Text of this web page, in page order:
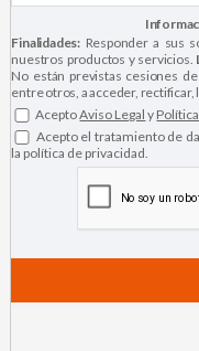
Finalidades: Responder a sus
nuestros productos y servicios.
No están previstas cesiones de
entre otros, a acceder, rectificar,
AceptoAviso Legal y
Acepto el tratamiento de
la política de privacidad.